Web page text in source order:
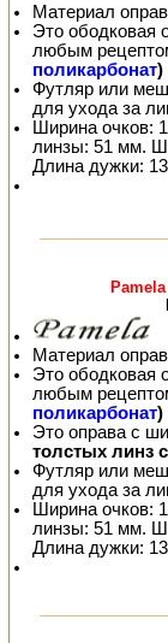
Материал
Это ободковая
любым
поликарбонат)
Футляр или
для ухода за
Ширина очков:
линзы: 51 мм.
Длина дужки:
Материал
Это ободковая
любым
поликарбонат)
Это оправа с
толстых линз
Футляр или
для ухода за
Ширина очков:
линзы: 51 мм.
Длина дужки: